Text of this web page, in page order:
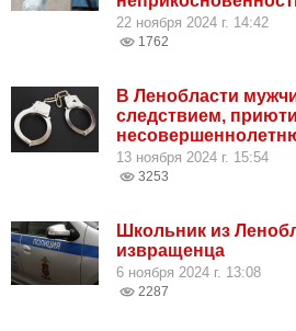
22 ноября 2024 г. 14:42
1762
В Ленобласти
следствием,
13 ноября 2024 г. 15:54
3253
Школьник из
извращенца
6 ноября 2024 г. 13:08
2287